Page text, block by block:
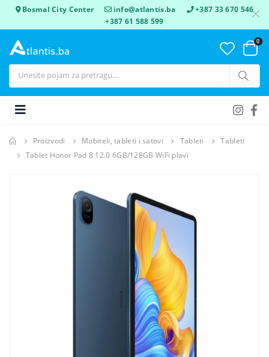
Bosmal City Center info@atlantis.ba
+387 33 670 546
+387 61 588 599
0
Proizvodi Mobiteli, tableti i satovi Tableti
Tableti
Tablet Honor Pad 8 12.0 6GB/128GB WiFi plavi